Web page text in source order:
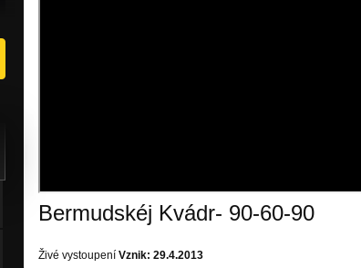
Bermudskéj Kvádr- 90-60-90
Živé vystoupení Vznik: 29.4.2013